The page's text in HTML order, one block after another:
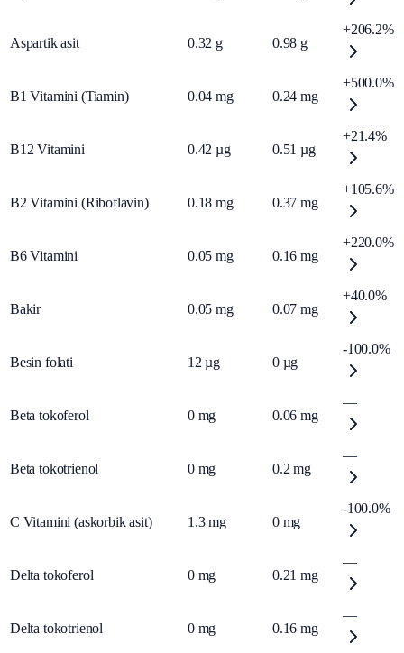
Aspartik asit 0.32 g 0.98 g
+206.2%
B1 Vitamini (Tiamin) 0.04 mg 0.24 mg
+500.0%
B12 Vitamini 0.42 µg 0.51 µg
+21.4%
B2 Vitamini (Riboflavin) 0.18 mg 0.37 mg
+105.6%
B6 Vitamini 0.05 mg 0.16 mg
+220.0%
Bakir 0.05 mg 0.07 mg
+40.0%
Besin folati 12 µg 0 µg
-100.0%
Beta tokoferol 0 mg 0.06 mg
—
Beta tokotrienol 0 mg 0.2 mg
—
C Vitamini (askorbik asit) 1.3 mg 0 mg
-100.0%
Delta tokoferol 0 mg 0.21 mg
—
Delta tokotrienol 0 mg 0.16 mg
—